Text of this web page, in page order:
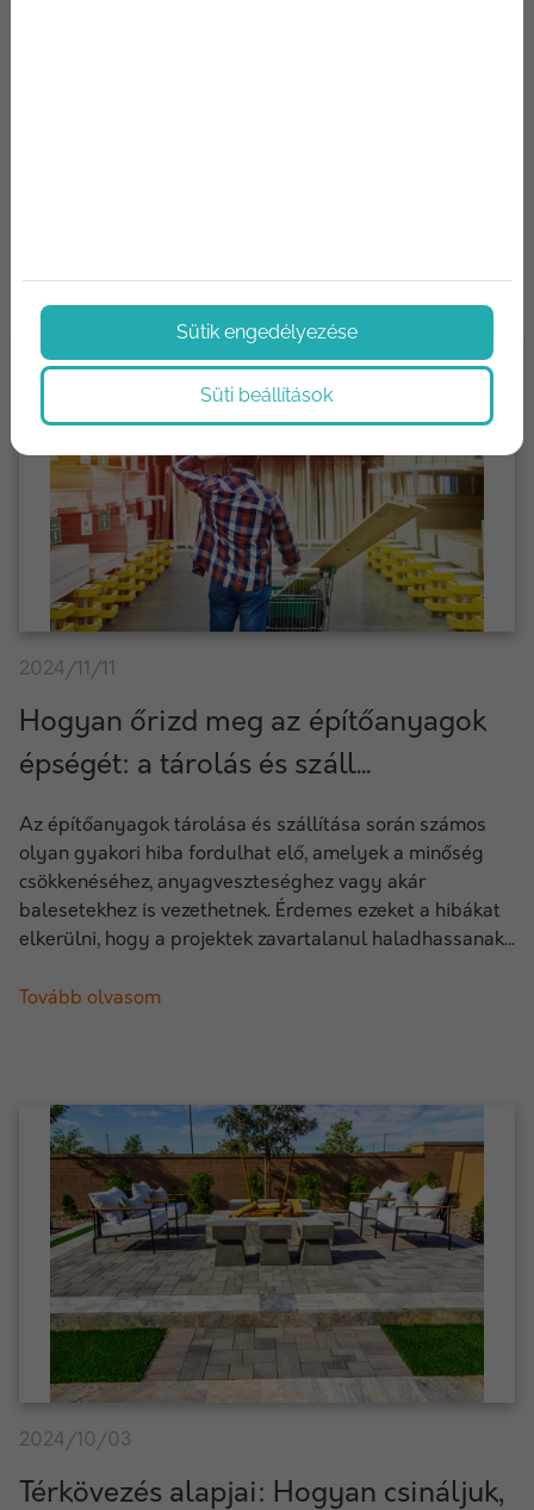
2024/11/11
Hogyan őrizd meg az építőanyagok
épségét: a tárolás és száll...
Az építőanyagok tárolása és szállítása során számos
olyan gyakori hiba fordulhat elő, amelyek a minőség
csökkenéséhez, anyagveszteséghez vagy akár
balesetekhez is vezethetnek. Érdemes ezeket a hibákat
elkerülni, hogy a projektek zavartalanul haladhassanak...
Tovább olvasom
2024/10/03
Térkövezés alapjai: Hogyan csináljuk,
Sütik engedélyezése
Süti beállítások